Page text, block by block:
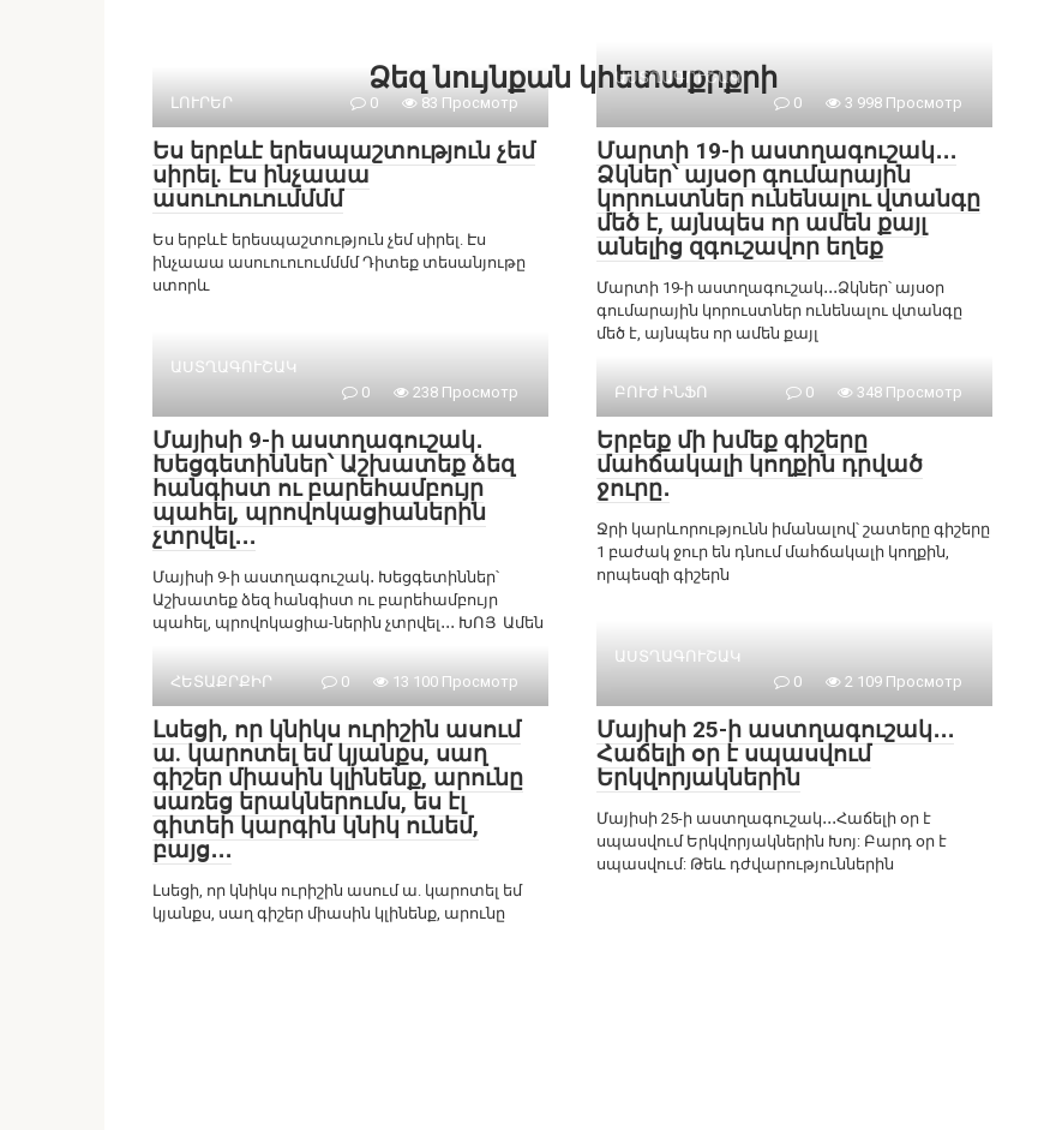
Ձեզ նույնքան կհետաքրքրի
ԼՈՒՐԵՐ 0 83 Просмотр
Ես երբևէ երեսպաշտություն չեմ
սիրել. Էս ինչաաա
ասուուուումմմմ
Ես երբևէ երեսպաշտություն չեմ սիրել. Էս
ինչաաա ասուուուումմմմ Դիտեք տեսանյութը
ստորև
ԱՍՏՂԱԳՈՒՇԱԿ
0
3 998 Просмотр
Մարտի 19-ի աստղագուշակ․․․
Ձկներ՝ այսօր գումարային
կորուստներ ունենալու վտանգը
մեծ է, այնպես որ ամեն քայլ
անելից զգուշավոր եղեք
Մարտի 19-ի աստղագուշակ․․․Ձկներ՝ այսօր
գումարային կորուստներ ունենալու վտանգը
մեծ է, այնպես որ ամեն քայլ
ԱՍՏՂԱԳՈՒՇԱԿ
0
238 Просмотр
Մայիսի 9-ի աստղագուշակ․
Խեցգետիններ՝ Աշխատեք ձեզ
հանգիստ ու բարեհամբույր
պահել, պրովոկացիաներին
չտրվել․․․
Մայիսի 9-ի աստղագուշակ․ Խեցգետիններ՝
Աշխատեք ձեզ հանգիստ ու բարեհամբույր
պահել, պրովոկացիա-ներին չտրվել․․․ ԽՈՅ Ամեն
ԲՈՒԺ ԻՆՖՈ 0 348 Просмотр
Երբեք մի խմեք գիշերը
մահճակալի կողքին դրված
ջուրը․
Ջրի կարևորությունն իմանալով՝ շատերը գիշերը
1 բաժակ ջուր են դնում մահճակալի կողքին,
որպեսզի գիշերն
ՀԵՏԱՔՐՔԻՐ 0 13 100 Просмотр
Լսեցի, որ կնիկս ուրիշին ասում
ա. կարոտել եմ կյանքս, սաղ
գիշեր միասին կլինենք, արունը
սառեց երակներումս, ես էլ
գիտեի կարգին կնիկ ունեմ,
բայց․․․
Լսեցի, որ կնիկս ուրիշին ասում ա. կարոտել եմ
կյանքս, սաղ գիշեր միասին կլինենք, արունը
ԱՍՏՂԱԳՈՒՇԱԿ
0
2 109 Просмотр
Մայիսի 25-ի աստղագուշակ․․․
Հաճելի օր է սպասվում
Երկվորյակներին
Մայիսի 25-ի աստղագուշակ․․․Հաճելի օր է
սպասվում Երկվորյակներին Խոյ: Բարդ օր է
սպասվում: Թեև դժվարություններին